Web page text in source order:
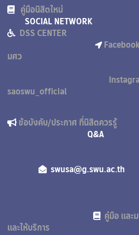
คู่มือนิสิตใหม่
SOCIAL NETWORK
DSS CENTER
มศว
saoswu_official
ข้อบังคับ/ประกาศ ที่นิสิตควรรู้
คู่มือ และ
และให้บริการ